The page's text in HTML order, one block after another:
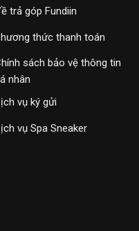
trả góp Fundiin
thức thanh toán
sách bảo vệ thông tin
nhân
vụ ký gửi
vụ Spa Sneaker